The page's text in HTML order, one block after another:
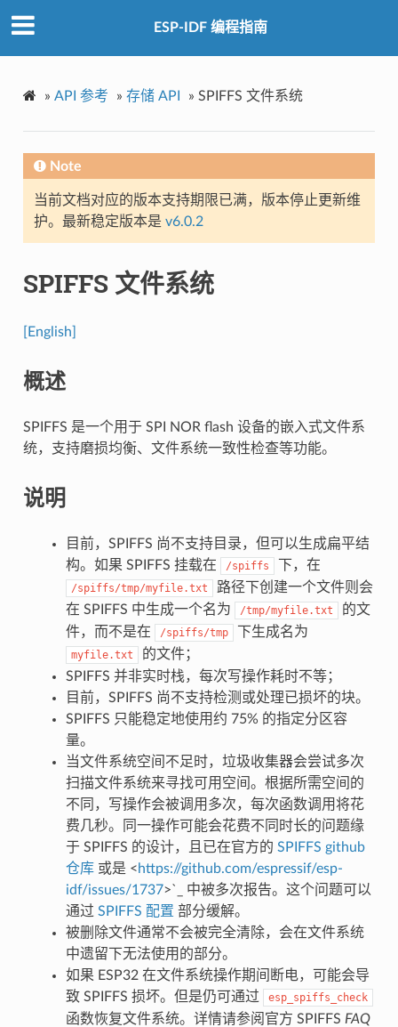
ESP-IDF 编程指南
» API 参考 » 存储 API » SPIFFS 文件系统
Note
当前文档对应的版本支持期限已满，版本停止更新维
护。最新稳定版本是 v6.0.2
SPIFFS 文件系统
[English]
概述
SPIFFS 是一个用于 SPI NOR flash 设备的嵌入式文件系
统，支持磨损均衡、文件系统一致性检查等功能。
说明
目前，SPIFFS 尚不支持目录，但可以生成扁平结
构。如果 SPIFFS 挂载在
/spiffs 下，在
/spiffs/tmp/myfile.txt
路径下创建一个文件则会
在 SPIFFS 中生成一个名为
/tmp/myfile.txt
的文
件，而不是在
/spiffs/tmp 下生成名为
myfile.txt
的文件；
SPIFFS 并非实时栈，每次写操作耗时不等；
目前，SPIFFS 尚不支持检测或处理已损坏的块。
SPIFFS 只能稳定地使用约 75% 的指定分区容
量。
当文件系统空间不足时，垃圾收集器会尝试多次
扫描文件系统来寻找可用空间。根据所需空间的
不同，写操作会被调用多次，每次函数调用将花
费几秒。同一操作可能会花费不同时长的问题缘
于 SPIFFS 的设计，且已在官方的 SPIFFS github
仓库或是 <https://github.com/espressif/esp-
idf/issues/1737>`_ 中被多次报告。这个问题可以
通过 SPIFFS 配置 部分缓解。
被删除文件通常不会被完全清除，会在文件系统
中遗留下无法使用的部分。
如果 ESP32 在文件系统操作期间断电，可能会导
致 SPIFFS 损坏。但是仍可通过
esp_spiffs_check
函数恢复文件系统。详情请参阅官方 SPIFFS FAQ